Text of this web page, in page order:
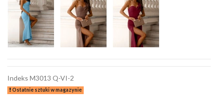
Indeks M3013 Q-VI-2
Ostatnie sztuki w magazynie